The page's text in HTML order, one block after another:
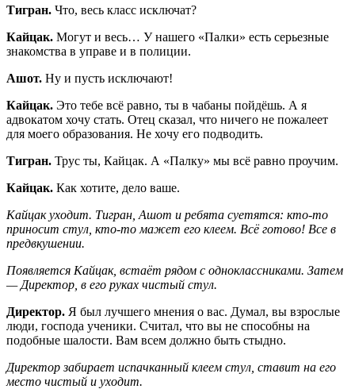
Тигран. Что, весь класс исключат?
Кайцак. Могут и весь… У нашего «Палки» есть серьезные
знакомства в управе и в полиции.
Ашот. Ну и пусть исключают!
Кайцак. Это тебе всё равно, ты в чабаны пойдёшь. А я
адвокатом хочу стать. Отец сказал, что ничего не пожалеет
для моего образования. Не хочу его подводить.
Тигран. Трус ты, Кайцак. А «Палку» мы всё равно проучим.
Кайцак. Как хотите, дело ваше.
Кайцак уходит. Тигран, Ашот и ребята суетятся: кто-то
приносит стул, кто-то мажет его клеем. Всё готово! Все в
предвкушении.
Появляется Кайцак, встаёт рядом с одноклассниками. Затем
— Директор, в его руках чистый стул.
Директор. Я был лучшего мнения о вас. Думал, вы взрослые
люди, господа ученики. Считал, что вы не способны на
подобные шалости. Вам всем должно быть стыдно.
Директор забирает испачканный клеем стул, ставит на его
место чистый и уходит.